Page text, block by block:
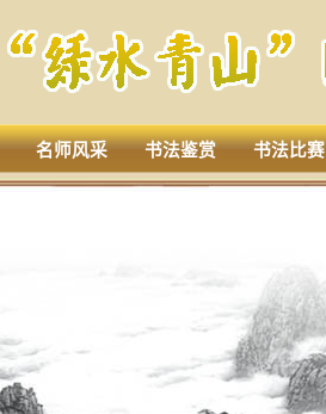
名师风采 书法鉴赏 书法比赛